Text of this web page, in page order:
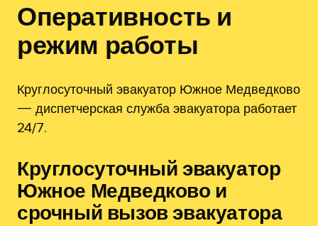
Оперативность и
режим работы
Круглосуточный эвакуатор Южное Медведково
— диспетчерская служба эвакуатора работает
24/7.
Круглосуточный эвакуатор
Южное Медведково и
срочный вызов эвакуатора